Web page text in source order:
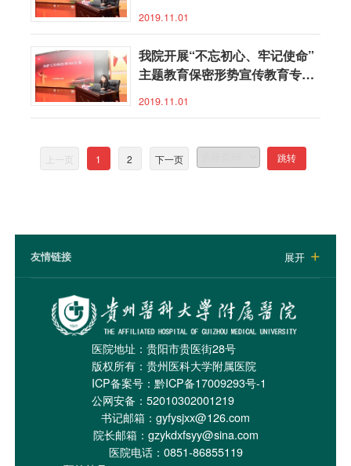
2019.11.01
我院开展“不忘初心、牢记使命”
主题教育保密形势宣传教育专题
2019.11.01
上一页 1 2 下一页 跳转
友情链接 展开 
医院地址：贵阳市贵医街28号
版权所有：贵州医科大学附属医院
ICP备案号： 黔ICP备17009293号-1
公网安备：52010302001219
书记邮箱：gyfysjxx@126.com
院长邮箱：gzykdxfsyy@sina.com
医院电话：0851-86855119